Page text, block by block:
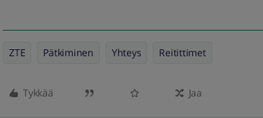
ZTE Pätkiminen Yhteys Reitittimet
Tykkää Jaa